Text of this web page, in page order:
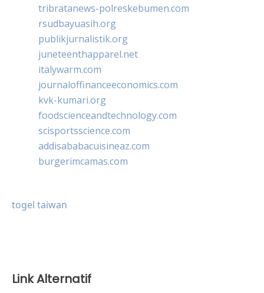
tribratanews-polreskebumen.com
rsudbayuasih.org
publikjurnalistik.org
juneteenthapparel.net
italywarm.com
journaloffinanceeconomics.com
kvk-kumari.org
foodscienceandtechnology.com
scisportsscience.com
addisababacuisineaz.com
burgerimcamas.com
togel taiwan
Link Alternatif